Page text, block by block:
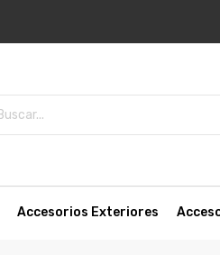
Accesorios Exteriores